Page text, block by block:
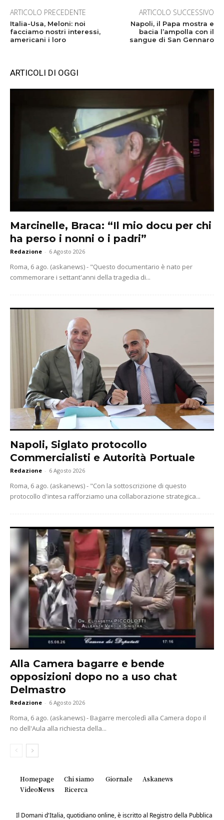
ARTICOLO PRECEDENTE
Italia-Usa, Meloni: noi
facciamo nostri interessi,
americani i loro
ARTICOLO SUCCESSIVO
Napoli, il Papa mostra e
bacia l’ampolla con il
sangue di San Gennaro
ARTICOLI DI OGGI
Marcinelle, Braca: “Il mio docu per chi
ha perso i nonni o i padri”
Redazione - 6 Agosto 2026
Roma, 6 ago. (askanews) - "Questo documentario è nato per
commemorare i settant'anni della tragedia di...
Napoli, Siglato protocollo
Commercialisti e Autorità Portuale
Redazione - 6 Agosto 2026
Roma, 6 ago. (askanews) - "Con la sottoscrizione di questo
protocollo d'intesa rafforziamo una collaborazione strategica...
Alla Camera bagarre e bende
opposizioni dopo no a uso chat
Delmastro
Redazione - 6 Agosto 2026
Roma, 6 ago. (askanews) - Bagarre mercoledì alla Camera dopo il
no dell'Aula alla richiesta della...
Homepage Chi siamo Giornale
Askanews
VideoNews
Ricerca
Il Domani d'Italia, quotidiano online, è iscritto al Registro della Pubblica